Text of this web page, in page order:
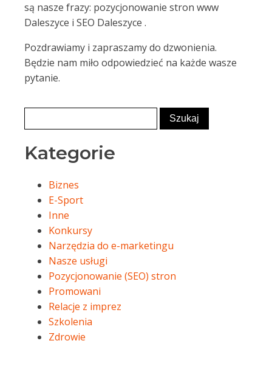
są nasze frazy: pozycjonowanie stron www
Daleszyce i SEO Daleszyce .
Pozdrawiamy i zapraszamy do dzwonienia.
Będzie nam miło odpowiedzieć na każde wasze
pytanie.
Kategorie
Biznes
E-Sport
Inne
Konkursy
Narzędzia do e-marketingu
Nasze usługi
Pozycjonowanie (SEO) stron
Promowani
Relacje z imprez
Szkolenia
Zdrowie